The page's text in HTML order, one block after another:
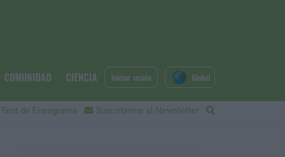
COMUNIDAD CIENCIA
Test de Eneagrama Suscribirme al Newsletter
Iniciar sesión Global